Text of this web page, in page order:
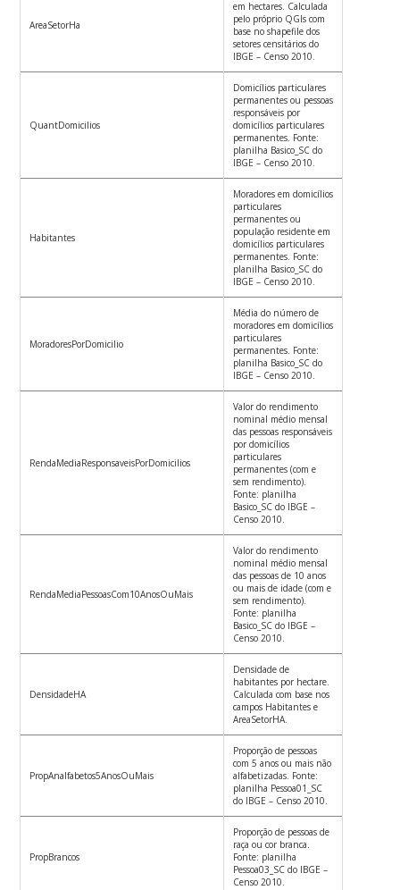
AreaSetorHa
em hectares. Calculada
pelo próprio QGIs com
base no shapefile dos
setores censitários do
IBGE – Censo 2010.
QuantDomicilios
Domicílios particulares
permanentes ou pessoas
responsáveis por
domicílios particulares
permanentes. Fonte:
planilha Basico_SC do
IBGE – Censo 2010.
Habitantes
Moradores em domicílios
particulares
permanentes ou
população residente em
domicílios particulares
permanentes. Fonte:
planilha Basico_SC do
IBGE – Censo 2010.
MoradoresPorDomicilio
Média do número de
moradores em domicílios
particulares
permanentes. Fonte:
planilha Basico_SC do
IBGE – Censo 2010.
RendaMediaResponsaveisPorDomicilios
Valor do rendimento
nominal médio mensal
das pessoas responsáveis
por domicílios
particulares
permanentes (com e
sem rendimento).
Fonte: planilha
Basico_SC do IBGE –
Censo 2010.
RendaMediaPessoasCom10AnosOuMais
Valor do rendimento
nominal médio mensal
das pessoas de 10 anos
ou mais de idade (com e
sem rendimento).
Fonte: planilha
Basico_SC do IBGE –
Censo 2010.
DensidadeHA
Densidade de
habitantes por hectare.
Calculada com base nos
campos Habitantes e
AreaSetorHA.
PropAnalfabetos5AnosOuMais
Proporção de pessoas
com 5 anos ou mais não
alfabetizadas. Fonte:
planilha Pessoa01_SC
do IBGE – Censo 2010.
PropBrancos
Proporção de pessoas de
raça ou cor branca.
Fonte: planilha
Pessoa03_SC do IBGE –
Censo 2010.